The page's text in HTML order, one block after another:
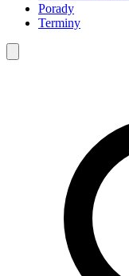
Porady
Terminy